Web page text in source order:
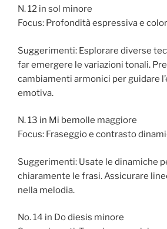
N. 12 in sol minore
Focus: Profondità espressiva e
Suggerimenti: Esplorare diverse
far emergere le variazioni tonali.
cambiamenti armonici per guidare
emotiva.
N. 13 in Mi bemolle maggiore
Focus: Fraseggio e contrasto
Suggerimenti: Usate le dinamiche
chiaramente le frasi. Assicurare
nella melodia.
No. 14 in Do diesis minore